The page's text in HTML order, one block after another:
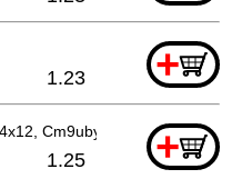
+
1.23
Cm9uby For Sin,hkg,chn
+
1.25